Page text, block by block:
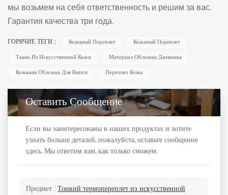
мы возьмем на себя ответственность и решим за вас.
Гарантия качества три года.
ГОРЯЧИЕ ТЕГИ : Кожаный Переплет Кожаный Переплет
Ткань Из Искусственной Кожи Материал Обложки Дневника
Кожаная Обложка Для Книги Переплет Кожа
Оставить Сообщение
Если вы заинтересованы в наших продуктах и хотите
узнать больше деталей, пожалуйста, оставьте сообщение
здесь. Мы ответим вам, как только сможем.
Предмет : Тонкий термопереплет из искусственной